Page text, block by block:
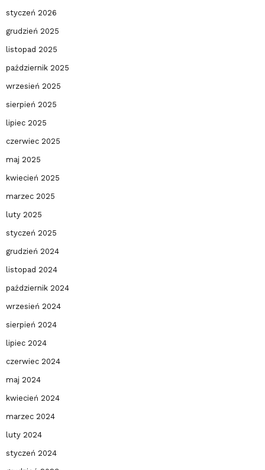
styczeń 2026
grudzień 2025
listopad 2025
październik 2025
wrzesień 2025
sierpień 2025
lipiec 2025
czerwiec 2025
maj 2025
kwiecień 2025
marzec 2025
luty 2025
styczeń 2025
grudzień 2024
listopad 2024
październik 2024
wrzesień 2024
sierpień 2024
lipiec 2024
czerwiec 2024
maj 2024
kwiecień 2024
marzec 2024
luty 2024
styczeń 2024